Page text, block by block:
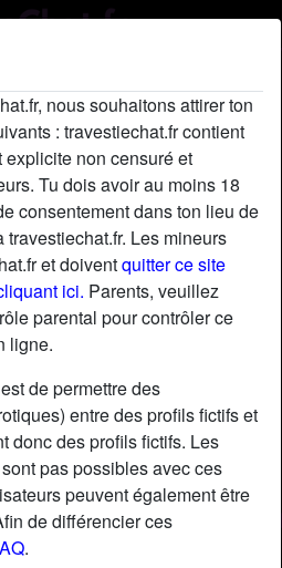
nous souhaitons attirer ton
: travestiechat.fr contient
non censuré et
Tu dois avoir au moins 18
consentement dans ton lieu de
Les mineurs
et doiventquitter ce site
ici. Parents, veuillez
parental pour contrôler ce
ligne.
de permettre des
entre des profils fictifs et
donc des profils fictifs. Les
pas possibles avec ces
peuvent également être
de différencier ces
.
chatDiscuter !